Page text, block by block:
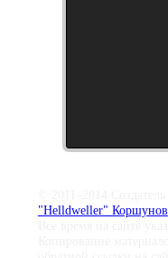
"Helldweller" Коршунов